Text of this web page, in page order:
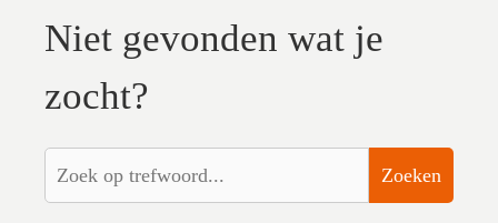
Niet gevonden wat je
zocht?
Zoeken